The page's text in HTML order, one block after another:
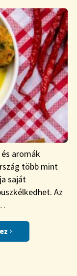
aromák
több mint
saját
Az